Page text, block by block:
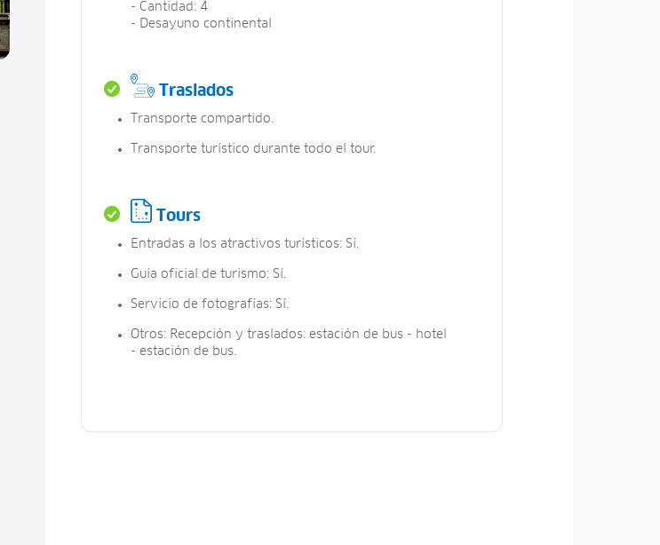
- Cantidad: 4
- Desayuno continental
Traslados
Transporte compartido.
Transporte turístico durante todo el tour.
Tours
Entradas a los atractivos turísticos: Sí.
Guía oficial de turismo: Sí.
Servicio de fotografías: Sí.
Otros: Recepción y traslados: estación de bus - hotel
- estación de bus.